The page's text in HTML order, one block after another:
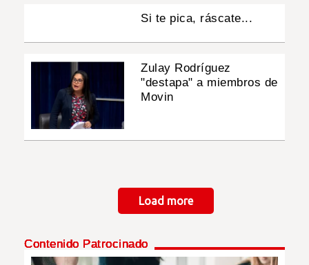
Si te pica, ráscate...
Zulay Rodríguez
"destapa" a miembros de
Movin
Load more
Contenido Patrocinado